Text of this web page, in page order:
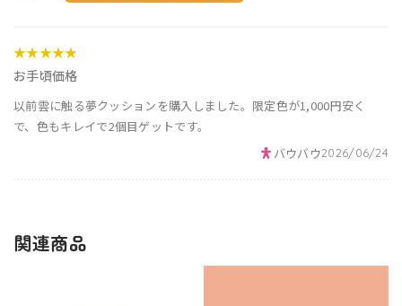
お手頃価格
★★★★★
以前雲に触る夢クッションを購入しました。限定色が1,000円安く
で、色もキレイで2個目ゲットです。
バウバウ2026/06/24
関連商品